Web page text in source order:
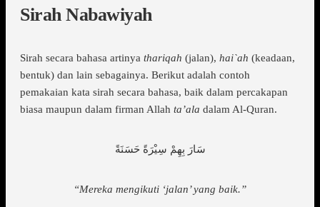
Sirah Nabawiyah
Sirah secara bahasa artinya thariqah (jalan), hai`ah (keadaan,
bentuk) dan lain sebagainya. Berikut adalah contoh
pemakaian kata sirah secara bahasa, baik dalam percakapan
biasa maupun dalam firman Allah ta’ala dalam Al-Quran.
سَارَ بِهِمْ سِيْرَةً حَسَنَةً
“Mereka mengikuti ‘jalan’ yang baik.”